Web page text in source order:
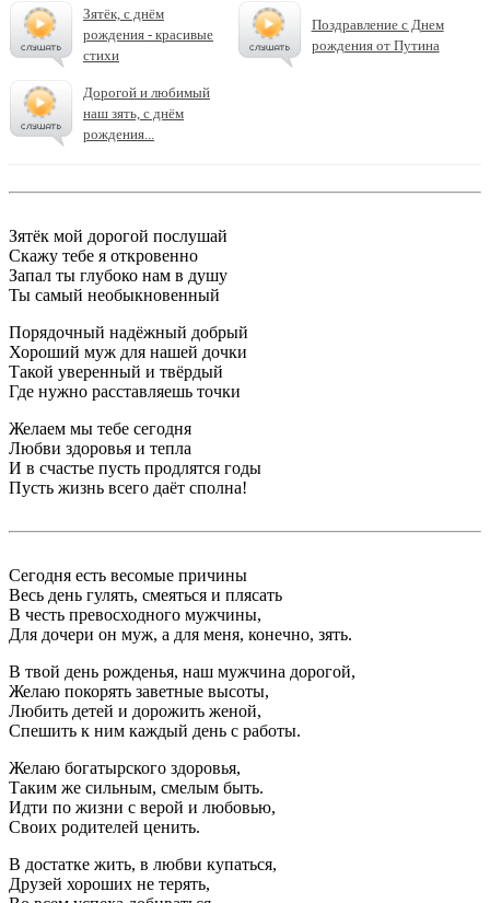
Зятёк, с днём
рождения - красивые
стихи
Поздравление с Днем
рождения от Путина
Дорогой и любимый
наш зять, с днём
рождения...
Зятёк мой дорогой послушай
Скажу тебе я откровенно
Запал ты глубоко нам в душу
Ты самый необыкновенный
Порядочный надёжный добрый
Хороший муж для нашей дочки
Такой уверенный и твёрдый
Где нужно расставляешь точки
Желаем мы тебе сегодня
Любви здоровья и тепла
И в счастье пусть продлятся годы
Пусть жизнь всего даёт сполна!
Сегодня есть весомые причины
Весь день гулять, смеяться и плясать
В честь превосходного мужчины,
Для дочери он муж, а для меня, конечно, зять.
В твой день рожденья, наш мужчина дорогой,
Желаю покорять заветные высоты,
Любить детей и дорожить женой,
Спешить к ним каждый день с работы.
Желаю богатырского здоровья,
Таким же сильным, смелым быть.
Идти по жизни с верой и любовью,
Своих родителей ценить.
В достатке жить, в любви купаться,
Друзей хороших не терять,